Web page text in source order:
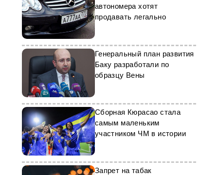
автономера хотят
продавать легально
Генеральный план развития
Баку разработали по
образцу Вены
Сборная Кюрасао стала
самым маленьким
участником ЧМ в истории
Запрет на табак